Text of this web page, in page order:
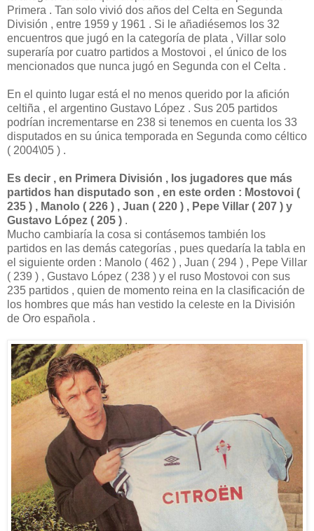
Primera . Tan solo vivió dos años del Celta en Segunda
División , entre 1959 y 1961 . Si le añadiésemos los 32
encuentros que jugó en la categoría de plata , Villar solo
superaría por cuatro partidos a Mostovoi , el único de los
mencionados que nunca jugó en Segunda con el Celta .
En el quinto lugar está el no menos querido por la afición
celtiña , el argentino Gustavo López . Sus 205 partidos
podrían incrementarse en 238 si tenemos en cuenta los 33
disputados en su única temporada en Segunda como céltico
( 2004\05 ) .
Es decir , en Primera División , los jugadores que más
partidos han disputado son , en este orden : Mostovoi (
235 ) , Manolo ( 226 ) , Juan ( 220 ) , Pepe Villar ( 207 ) y
Gustavo López ( 205 ) .
Mucho cambiaría la cosa si contásemos también los
partidos en las demás categorías , pues quedaría la tabla en
el siguiente orden : Manolo ( 462 ) , Juan ( 294 ) , Pepe Villar
( 239 ) , Gustavo López ( 238 ) y el ruso Mostovoi con sus
235 partidos , quien de momento reina en la clasificación de
los hombres que más han vestido la celeste en la División
de Oro española .